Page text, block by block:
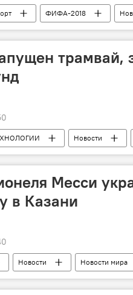
ФИФА-2018
Россия матч
трамвай,
Новости
двадцать секунд
Месси
в Казани
Новости Новости мира